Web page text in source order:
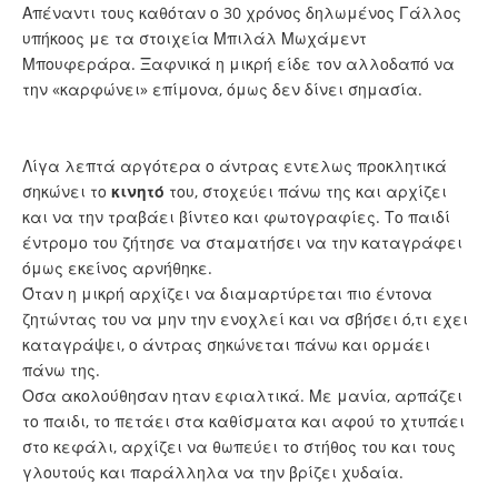
Απέναντι τους καθόταν ο 30 χρόνος δηλωμένος Γάλλος
υπήκοος με τα στοιχεία Μπιλάλ Μωχάμεντ
Μπουφεράρα. Ξαφνικά η μικρή είδε τον αλλοδαπό να
την «καρφώνει» επίμονα, όμως δεν δίνει σημασία.
Λίγα λεπτά αργότερα ο άντρας εντελως προκλητικά
σηκώνει το κινητό του, στοχεύει πάνω της και αρχίζει
και να την τραβάει βίντεο και φωτογραφίες. Το παιδί
έντρομο του ζήτησε να σταματήσει να την καταγράφει
όμως εκείνος αρνήθηκε.
Όταν η μικρή αρχίζει να διαμαρτύρεται πιο έντονα
ζητώντας του να μην την ενοχλεί και να σβήσει ό,τι εχει
καταγράψει, ο άντρας σηκώνεται πάνω και ορμάει
πάνω της.
Οσα ακολούθησαν ηταν εφιαλτικά. Με μανία, αρπάζει
το παιδι, το πετάει στα καθίσματα και αφού το χτυπάει
στο κεφάλι, αρχίζει να θωπεύει το στήθος του και τους
γλουτούς και παράλληλα να την βρίζει χυδαία.